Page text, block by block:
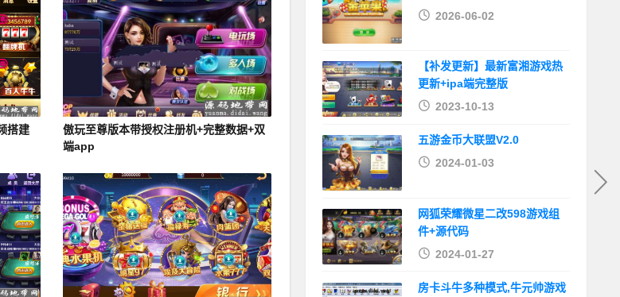
搭建
傲玩至尊版本带授权注册机+完整数据+双
端app
2026-06-02
【补发更新】最新富湘游戏热
更新+ipa端完整版
2023-10-13
五游金币大联盟V2.0
2024-01-03
网狐荣耀微星二改598游戏组
件+源代码
2024-01-27
房卡斗牛多种模式,牛元帅游戏